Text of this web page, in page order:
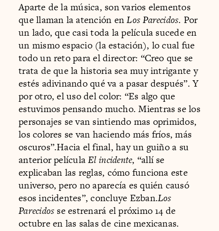
Aparte de la música, son varios elementos
que llaman la atención enLos Parecidos. Por
un lado, que casi toda la película sucede en
un mismo espacio (la estación), lo cual fue
todo un reto para el director: “Creo que se
trata de que la historia sea muy intrigante y
estés adivinando qué va a pasar después”. Y
por otro, el uso del color: “Es algo que
estuvimos pensando mucho. Mientras se los
personajes se van sintiendo mas oprimidos,
los colores se van haciendo más fríos, más
oscuros”.Hacia el final, hay un guiño a su
anterior películaEl incidente, “allí se
explicaban las reglas, cómo funciona este
universo, pero no aparecía es quién causó
esos incidentes”, concluye Ezban.Los
Parecidos se estrenará el próximo 14 de
octubre en las salas de cine mexicanas.